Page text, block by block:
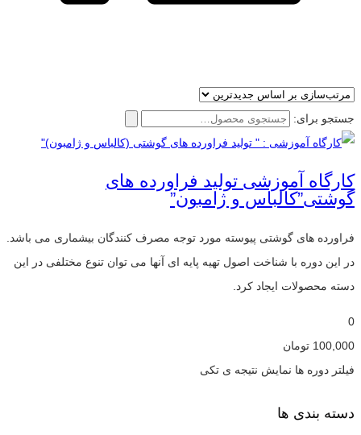
جستجو برای:
کارگاه آموزشی تولید فراورده های
گوشتی”کالباس و ژامبون”
فراورده های گوشتی پیوسته مورد توجه مصرف کنندگان بیشماری می باشد.
در این دوره با شناخت اصول تهیه پایه ای آنها می توان تنوع مختلفی در این
دسته محصولات ایجاد کرد.
0
100,000 تومان
فیلتر دوره ها نمایش نتیجه ی تکی
دسته بندی ها